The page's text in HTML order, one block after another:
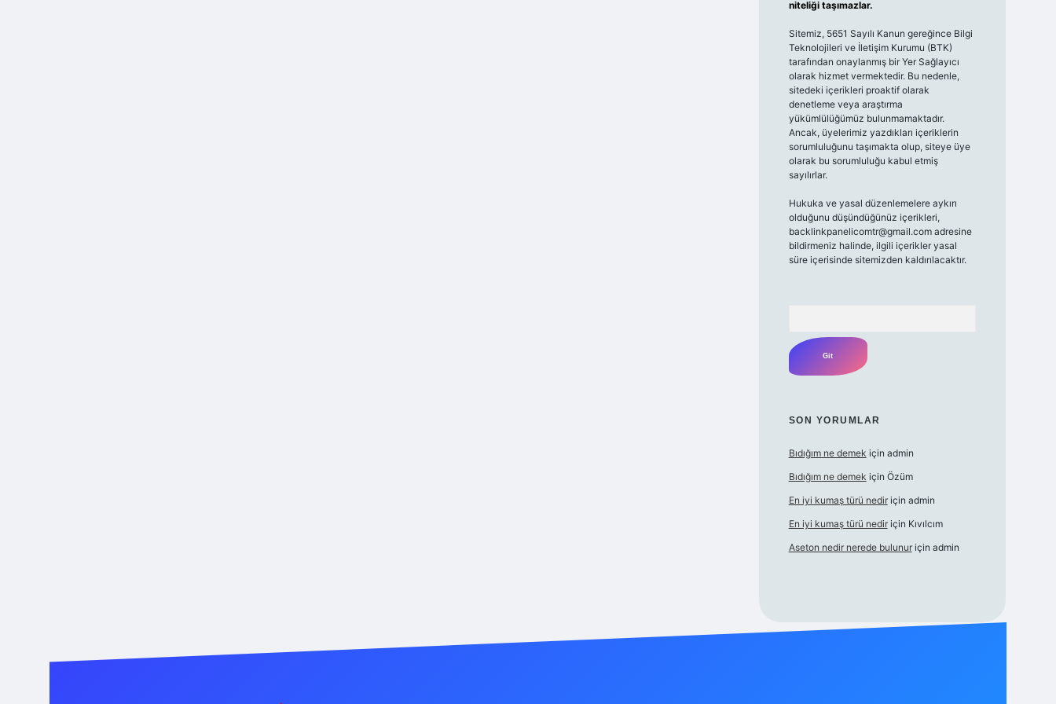
niteliği taşımazlar.
Sitemiz, 5651 Sayılı Kanun gereğince Bilgi
Teknolojileri ve İletişim Kurumu (BTK)
tarafından onaylanmış bir Yer Sağlayıcı
olarak hizmet vermektedir. Bu nedenle,
sitedeki içerikleri proaktif olarak
denetleme veya araştırma
yükümlülüğümüz bulunmamaktadır.
Ancak, üyelerimiz yazdıkları içeriklerin
sorumluluğunu taşımakta olup, siteye üye
olarak bu sorumluluğu kabul etmiş
sayılırlar.
Hukuka ve yasal düzenlemelere aykırı
olduğunu düşündüğünüz içerikleri,
backlinkpanelicomtr@gmail.comadresine
bildirmeniz halinde, ilgili içerikler yasal
süre içerisinde sitemizden kaldırılacaktır.
SON YORUMLAR
Bıdığım ne demek için admin
Bıdığım ne demek için Özüm
En iyi kumaş türü nediriçin admin
En iyi kumaş türü nediriçin Kıvılcım
Aseton nedir nerede bulunuriçin admin